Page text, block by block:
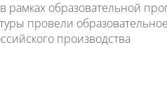
рамках образовательной
провели
производства